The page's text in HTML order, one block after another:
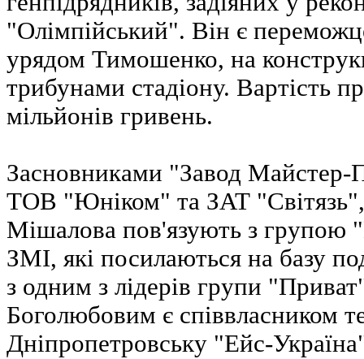
"Олімпійський". Він є
урядом Тимошенко, на
трибунами стадіону. Вартість
мільйонів гривень.
Засновниками "Завод Майстер-
ТОВ "Юніком" та ЗАТ "Світязь",
Мішалова пов'язують з групою
ЗМІ, які посилаються на базу
з одним з лідерів групи
Боголюбовим є співвласником
Дніпропетровську "Ейс-